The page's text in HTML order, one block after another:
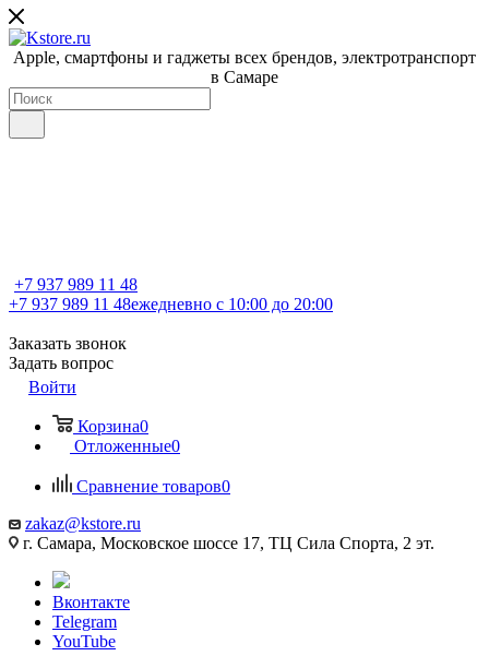
Apple, cмартфоны и гаджеты всех брендов, электротранспорт
в Самаре
+7 937 989 11 48
+7 937 989 11 48ежедневно с 10:00 до 20:00
Заказать звонок
Задать вопрос
Войти
Корзина0
Отложенные0
Сравнение товаров0
zakaz@kstore.ru
г. Самара, Московское шоссе 17, ТЦ Сила Спорта, 2 эт.
Вконтакте
Telegram
YouTube